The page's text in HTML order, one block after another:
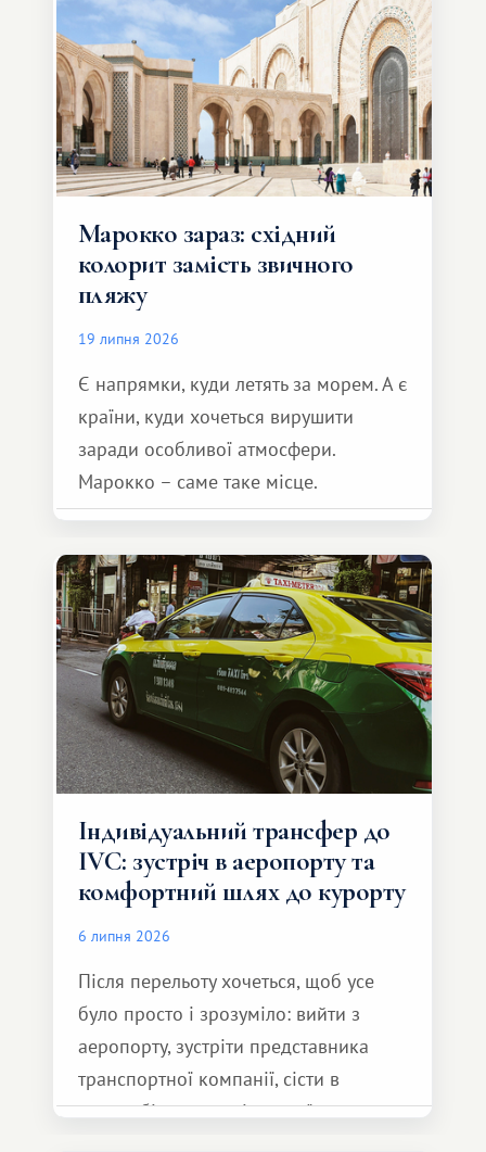
Марокко зараз: східний
колорит замість звичного
пляжу
19 липня 2026
Є напрямки, куди летять за морем. А є
країни, куди хочеться вирушити
заради особливої ​​атмосфери.
Марокко – саме таке місце.
Індивідуальний трансфер до
IVC: зустріч в аеропорту та
комфортний шлях до курорту
6 липня 2026
Після перельоту хочеться, щоб усе
було просто і зрозуміло: вийти з
аеропорту, зустріти представника
транспортної компанії, сісти в
автомобіль та спокійно доїхати до